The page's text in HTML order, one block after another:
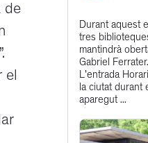
de
el
Get
to
this
post
Durant aquest
tres
mantindrà
Gabriel Ferrater.
L'entrada
la ciutat durant
aparegut ...